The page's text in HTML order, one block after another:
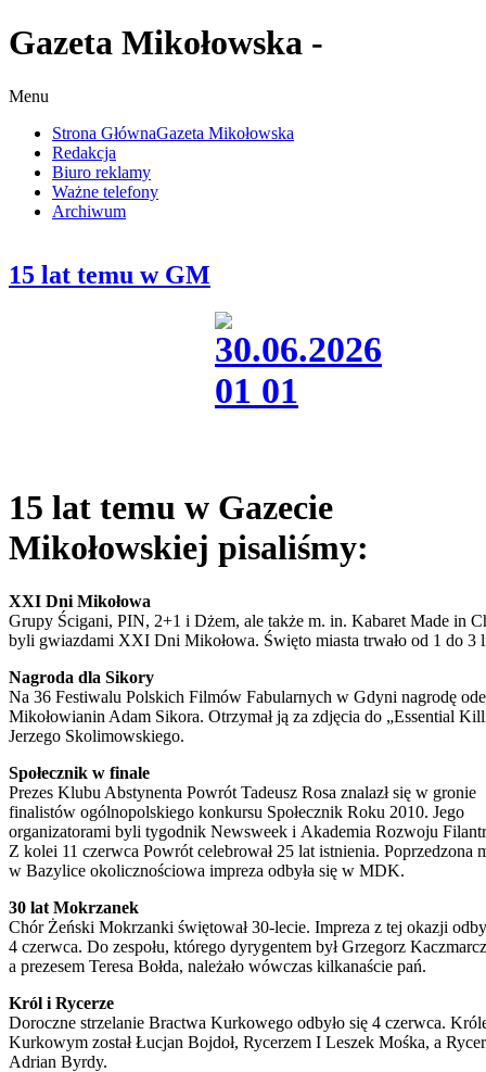
Gazeta Mikołowska -
Menu
Strona GłównaGazeta Mikołowska
Redakcja
Biuro reklamy
Ważne telefony
Archiwum
15 lat temu w GM
15 lat temu w Gazecie
Mikołowskiej pisaliśmy:
XXI Dni Mikołowa
Grupy Ścigani, PIN, 2+1 i Dżem, ale także m. in. Kabaret Made in
byli gwiazdami XXI Dni Mikołowa. Święto miasta trwało od 1 do 3
Nagroda dla Sikory
Na 36 Festiwalu Polskich Filmów Fabularnych w Gdyni nagrodę
Mikołowianin Adam Sikora. Otrzymał ją za zdjęcia do „Essential
Jerzego Skolimowskiego.
Społecznik w finale
Prezes Klubu Abstynenta Powrót Tadeusz Rosa znalazł się w gronie
finalistów ogólnopolskiego konkursu Społecznik Roku 2010. Jego
organizatorami byli tygodnik Newsweek i Akademia Rozwoju
Z kolei 11 czerwca Powrót celebrował 25 lat istnienia. Poprzedzona
w Bazylice okolicznościowa impreza odbyła się w MDK.
30 lat Mokrzanek
Chór Żeński Mokrzanki świętował 30-lecie. Impreza z tej okazji
4 czerwca. Do zespołu, którego dyrygentem był Grzegorz
a prezesem Teresa Bołda, należało wówczas kilkanaście pań.
Król i Rycerze
Doroczne strzelanie Bractwa Kurkowego odbyło się 4 czerwca.
Kurkowym został Łucjan Bojdoł, Rycerzem I Leszek Mośka, a
Adrian Byrdy.